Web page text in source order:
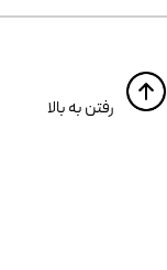
​​رفتن به بالا